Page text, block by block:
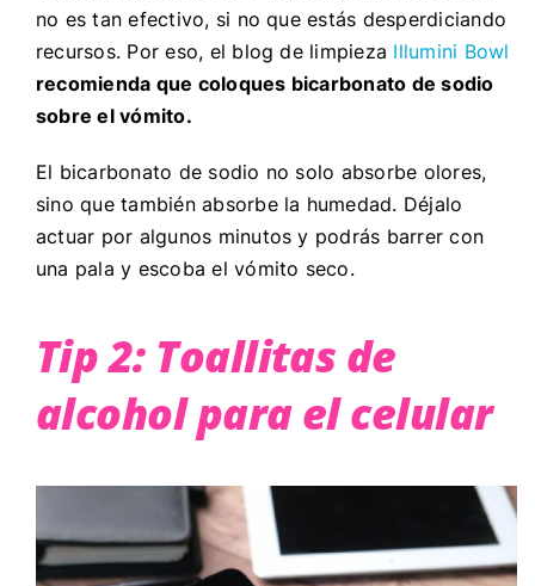
no es tan efectivo, si no que estás desperdiciando
recursos. Por eso, el blog de limpieza Illumini Bowl
recomienda que coloques bicarbonato de sodio
sobre el vómito.
El bicarbonato de sodio no solo absorbe olores,
sino que también absorbe la humedad. Déjalo
actuar por algunos minutos y podrás barrer con
una pala y escoba el vómito seco.
Tip 2: Toallitas de
alcohol para el celular